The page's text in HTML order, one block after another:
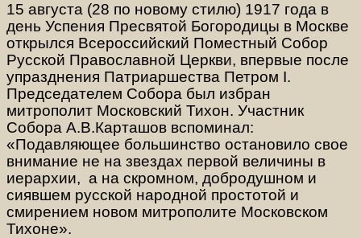
15 августа (28 по новому стилю) 1917 года в
день Успения Пресвятой Богородицы в Москве
открылся Всероссийский Поместный Собор
Русской Православной Церкви, впервые после
упразднения Патриаршества Петром I.
Председателем Собора был избран
митрополит Московский Тихон. Участник
Собора А.В.Карташов вспоминал:
«Подавляющее большинство остановило свое
внимание не на звездах первой величины в
иерархии, а на скромном, добродушном и
сиявшем русской народной простотой и
смирением новом митрополите Московском
Тихоне».